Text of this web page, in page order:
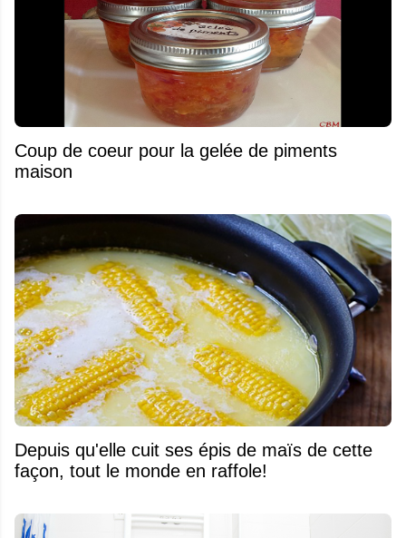
Coup de coeur pour la gelée de piments
maison
Depuis qu'elle cuit ses épis de maïs de cette
façon, tout le monde en raffole!